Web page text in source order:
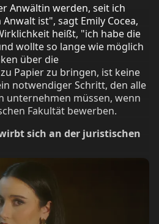
Anwältin werden, seit ich
ist", sagt Emily Cocea,
heißt, "ich habe die
wollte so lange wie möglich
über die
Papier zu bringen, ist keine
notwendiger Schritt, den alle
unternehmen müssen, wenn
Fakultät bewerben.
sich an der juristischen